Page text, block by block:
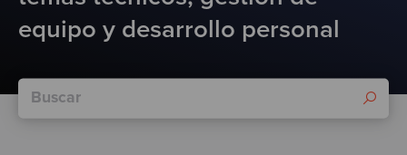
equipo y desarrollo personal